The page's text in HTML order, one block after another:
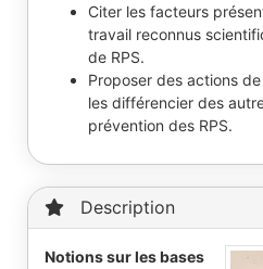
Citer les facteurs
travail reconnus
de RPS.
Proposer des actions
les différencier des
prévention des RPS.
Description
Notions sur les bases